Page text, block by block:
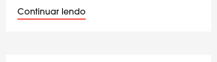
Continuar lendo